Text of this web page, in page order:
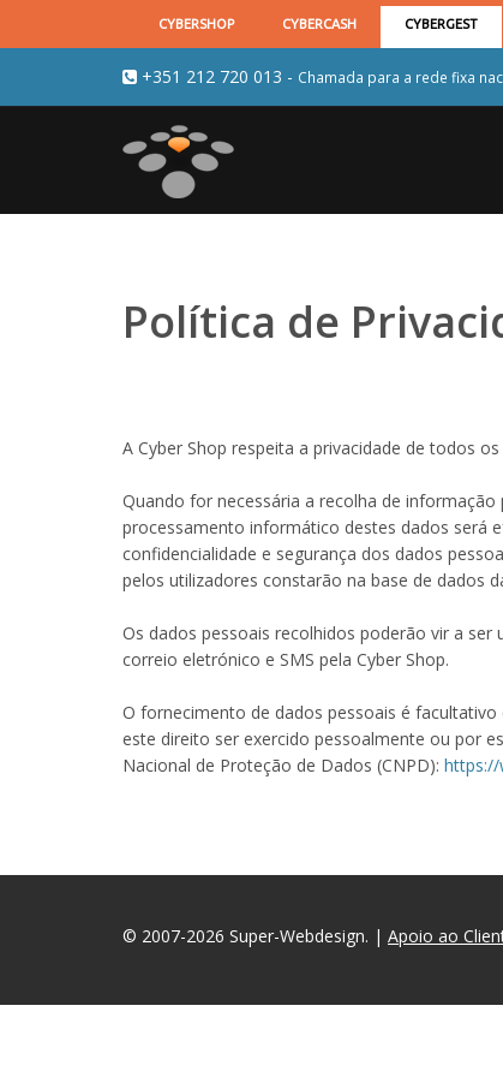
+351 212 720 013 - Chamada para a rede fixa
Política de
A Cyber Shop respeita a privacidade de todos
Quando for necessária a recolha de
processamento informático destes dados será
confidencialidade e segurança dos dados
pelos utilizadores constarão na base de dados
Os dados pessoais recolhidos poderão vir a
correio eletrónico e SMS pela Cyber Shop.
O fornecimento de dados pessoais é
este direito ser exercido pessoalmente ou por
Nacional de Proteção de Dados (CNPD): https://
© 2007-2026 Super-Webdesign. | Apoio ao